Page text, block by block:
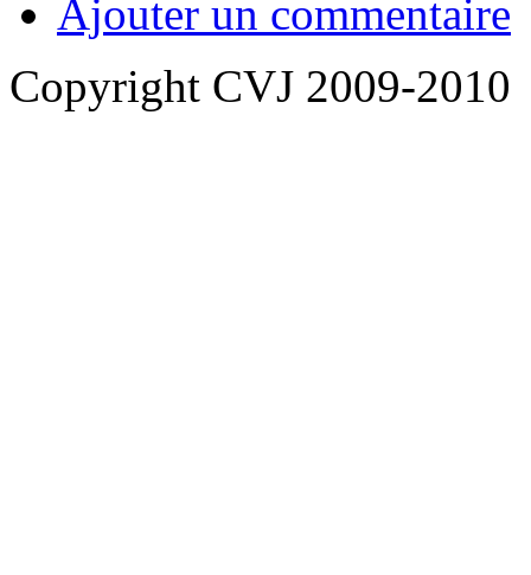
Ajouter un commentaire
Copyright CVJ 2009-2010